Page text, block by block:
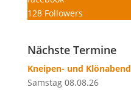
128 Followers
Nächste Termine
Kneipen- und Klönabend
Samstag 08.08.26